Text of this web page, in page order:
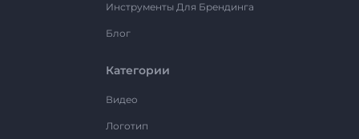
Инструменты Для Брендинга
Блог
Категории
Видео
Логотип